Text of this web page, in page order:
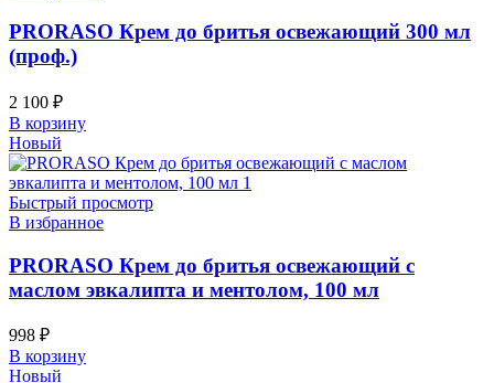
PRORASO Крем до бритья освежающий 300 мл
(проф.)
2 100 ₽
В корзину
Новый
Быстрый просмотр
В избранное
PRORASO Крем до бритья освежающий с
маслом эвкалипта и ментолом, 100 мл
998 ₽
В корзину
Новый